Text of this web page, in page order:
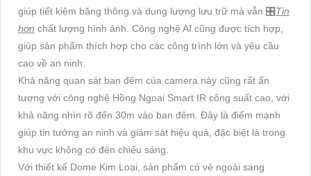
giúp tiết kiệm băng thông và dung lượng lưu trữ mà vẫn 🎛Tin
hơn chất lượng hình ảnh. Công nghệ AI cũng được tích hợp,
giúp sản phẩm thích hợp cho các công trình lớn và yêu cầu
cao về an ninh.
Khả năng quan sát ban đêm của camera này cũng rất ấn
tượng với công nghệ Hồng Ngoại Smart IR công suất cao, với
khả năng nhìn rõ đến 30m vào ban đêm. Đây là điểm mạnh
giúp tin tưởng an ninh và giám sát hiệu quả, đặc biệt là trong
khu vực không có đèn chiếu sáng.
Với thiết kế Dome Kim Loại, sản phẩm có vẻ ngoài sang